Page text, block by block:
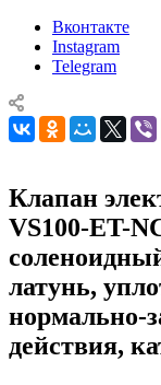
Вконтакте
Instagram
Telegram
Клапан
VS100-ET-
латунь,
нормально-
действия,